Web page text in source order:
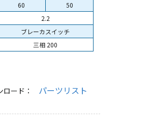
60
50
2.2
ブレーカスイッチ
三相 200
ード： パーツリスト